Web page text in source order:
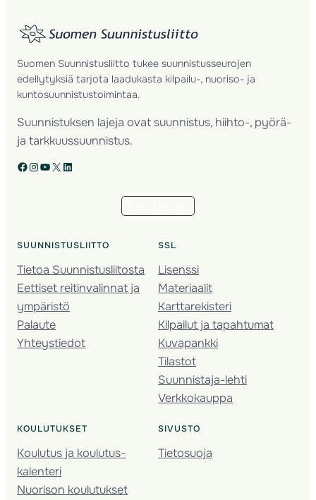
Suomen Suunnistusliitto tukee suunnistusseurojen
edellytyksiä tarjota laadukasta kilpailu-, nuoriso- ja
kuntosuunnistustoimintaa.
Suunnistuksen lajeja ovat suunnistus, hiihto-, pyörä-
ja tarkkuussuunnistus.
Facebook Instagram YouTube X LinkedIn
SUUNNISTUSLIITTO
Tietoa Suunnistusliitosta
Eettiset reitinvalinnat ja
ympäristö
Palaute
Yhteystiedot
SSL
Lisenssi
Materiaalit
Karttarekisteri
Kilpailut ja tapahtumat
Kuvapankki
Tilastot
Suunnistaja-lehti
Verkkokauppa
KOULUTUKSET
Koulutus ja koulutus­
kalenteri
Nuorison koulutukset
SIVUSTO
Tietosuoja